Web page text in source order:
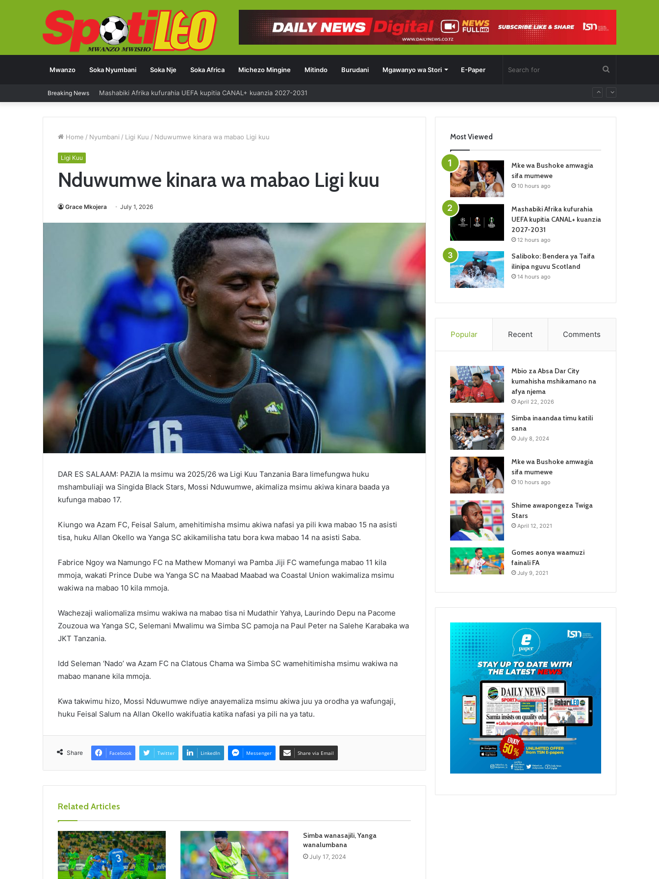
Mwanzo Soka Nyumbani Soka Nje Soka Africa Michezo Mingine Mitindo Burudani Mgawanyo wa Stori E-Paper
Breaking News Mashabiki Afrika kufurahia UEFA kupitia CANAL+ kuanzia 2027-2031
Home / Nyumbani / Ligi Kuu / Nduwumwe kinara wa mabao Ligi kuu
Ligi Kuu
Nduwumwe kinara wa mabao Ligi kuu
Grace Mkojera July 1, 2026
DAR ES SALAAM: PAZIA la msimu wa 2025/26 wa Ligi Kuu Tanzania Bara limefungwa huku
mshambuliaji wa Singida Black Stars, Mossi Nduwumwe, akimaliza msimu akiwa kinara baada ya
kufunga mabao 17.
Kiungo wa Azam FC, Feisal Salum, amehitimisha msimu akiwa nafasi ya pili kwa mabao 15 na asisti
tisa, huku Allan Okello wa Yanga SC akikamilisha tatu bora kwa mabao 14 na asisti Saba.
Fabrice Ngoy wa Namungo FC na Mathew Momanyi wa Pamba Jiji FC wamefunga mabao 11 kila
mmoja, wakati Prince Dube wa Yanga SC na Maabad Maabad wa Coastal Union wakimaliza msimu
wakiwa na mabao 10 kila mmoja.
Wachezaji waliomaliza msimu wakiwa na mabao tisa ni Mudathir Yahya, Laurindo Depu na Pacome
Zouzoua wa Yanga SC, Selemani Mwalimu wa Simba SC pamoja na Paul Peter na Salehe Karabaka wa
JKT Tanzania.
Idd Seleman ‘Nado’ wa Azam FC na Clatous Chama wa Simba SC wamehitimisha msimu wakiwa na
mabao manane kila mmoja.
Kwa takwimu hizo, Mossi Nduwumwe ndiye anayemaliza msimu akiwa juu ya orodha ya wafungaji,
huku Feisal Salum na Allan Okello wakifuatia katika nafasi ya pili na ya tatu.
Share Facebook Twitter LinkedIn Messenger Share via Email
Related Articles
Simba wanasajili, Yanga
wanalumbana
July 17, 2024
Most Viewed
Mke wa Bushoke amwagia
sifa mumewe
10 hours ago
Mashabiki Afrika kufurahia
UEFA kupitia CANAL+ kuanzia
2027-2031
12 hours ago
Saliboko: Bendera ya Taifa
ilinipa nguvu Scotland
14 hours ago
Popular Recent Comments
Mbio za Absa Dar City
kumahisha mshikamano na
afya njema
April 22, 2026
Simba inaandaa timu katili
sana
July 8, 2024
Mke wa Bushoke amwagia
sifa mumewe
10 hours ago
Shime awapongeza Twiga
Stars
April 12, 2021
Gomes aonya waamuzi
fainali FA
July 9, 2021